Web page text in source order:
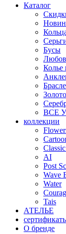
Каталог
Бусы
Колье
Золото
ВСЕ
коллекции
AI
Post
Wave
Water
Tais
АТЕЛЬЕ
О бренде